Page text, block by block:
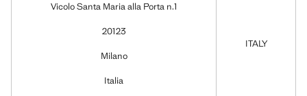
Vicolo Santa Maria alla Porta n.1
20123
Milano
Italia
ITALY